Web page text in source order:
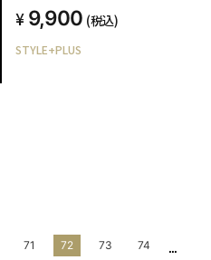
9,900 (税込)
STYLE+PLUS
71 72 73 74 ...